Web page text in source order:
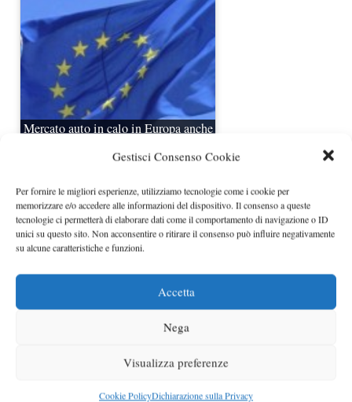
Gestisci Consenso Cookie
Per fornire le migliori esperienze, utilizziamo tecnologie come i cookie per
memorizzare e/o accedere alle informazioni del dispositivo. Il consenso a queste
tecnologie ci permetterà di elaborare dati come il comportamento di navigazione o ID
unici su questo sito. Non acconsentire o ritirare il consenso può influire negativamente
su alcune caratteristiche e funzioni.
Accetta
Nega
Visualizza preferenze
Cookie PolicyDichiarazione sulla Privacy
Mercato auto in calo in Europa anche
Immatricolazioni auto marzo 2013 in